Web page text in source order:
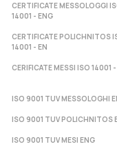
CERTIFICATE MESSOLOGGI
14001 - ENG
CERTIFICATE POLICHNITOS
14001 - ΕΝ
CERIFICATE MESSI ISO 14001
ISO 9001 TUV MESSOLOGHI
ISO 9001 TUV POLICHNITOS
ISO 9001 TUV MESI ENG